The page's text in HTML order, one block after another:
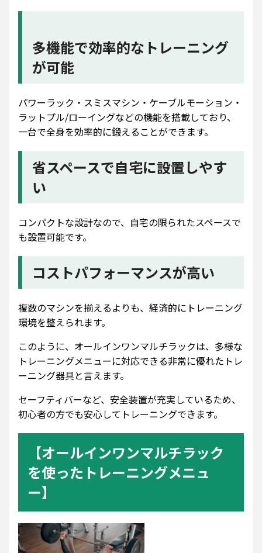
多機能で効率的なトレーニング
が可能
パワーラック・スミスマシン・ケーブルモーション・
ラットプル/ローイングなどの機能を搭載しており、
一台で全身を効率的に鍛えることができます。
省スペースで自宅に設置しやす
い
コンパクトな設計なので、自宅の限られたスペースで
も設置可能です。
コストパフォーマンスが高い
複数のマシンを揃えるよりも、経済的にトレーニング
環境を整えられます。
このように、オールインワンマルチラックは、多様な
トレーニングメニューに対応できる非常に優れたトレ
ーニング器具と言えます。
セーフティバーなど、安全装置が充実しているため、
初心者の方でも安心してトレーニングできます。
【オールインワンマルチラック
を使ったトレーニングメニュ
ー】